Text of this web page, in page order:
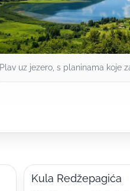
Plav uz jezero, s planinama koje
Kula Redžepagića